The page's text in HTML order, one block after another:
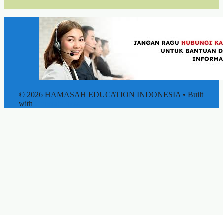
© 2026 HAMASAH EDUCATION INDONESIA • Built
with